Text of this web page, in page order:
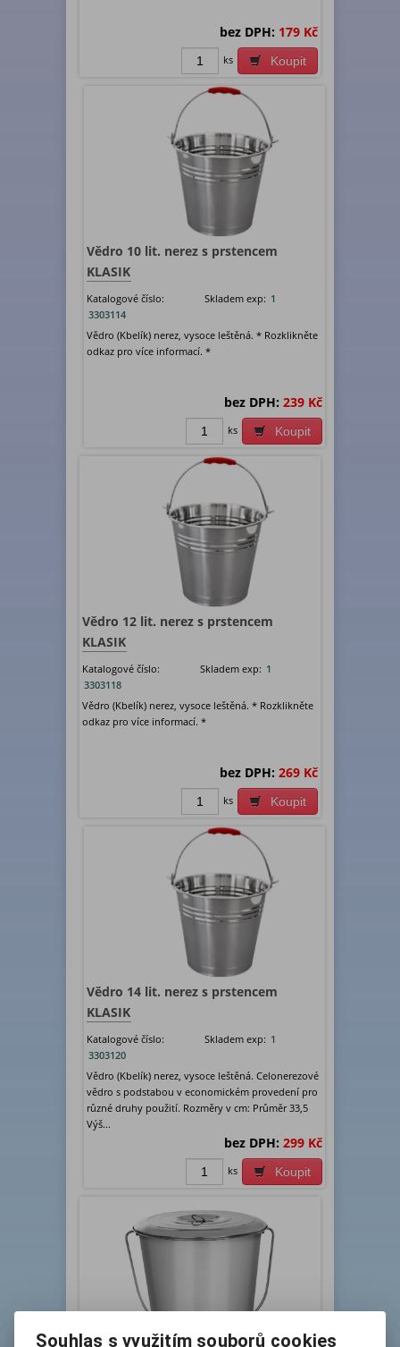
bez DPH: 179 Kč
Koupit
ks
Vědro 10 lit. nerez s prstencem
KLASIK
Katalogové číslo:
3303114
Skladem exp: 1
Vědro (Kbelík) nerez, vysoce leštěná. * Rozklikněte
odkaz pro více informací. *
bez DPH: 239 Kč
Koupit
ks
Vědro 12 lit. nerez s prstencem
KLASIK
Katalogové číslo:
3303118
Skladem exp: 1
Vědro (Kbelík) nerez, vysoce leštěná. * Rozklikněte
odkaz pro více informací. *
bez DPH: 269 Kč
Koupit
ks
Vědro 14 lit. nerez s prstencem
KLASIK
Katalogové číslo:
3303120
Skladem exp: 1
Vědro (Kbelík) nerez, vysoce leštěná. Celonerezové
vědro s podstabou v economickém provedení pro
různé druhy použití. Rozměry v cm: Průměr 33,5
Výš...
bez DPH: 299 Kč
Koupit
ks
Souhlas s využitím souborů cookies